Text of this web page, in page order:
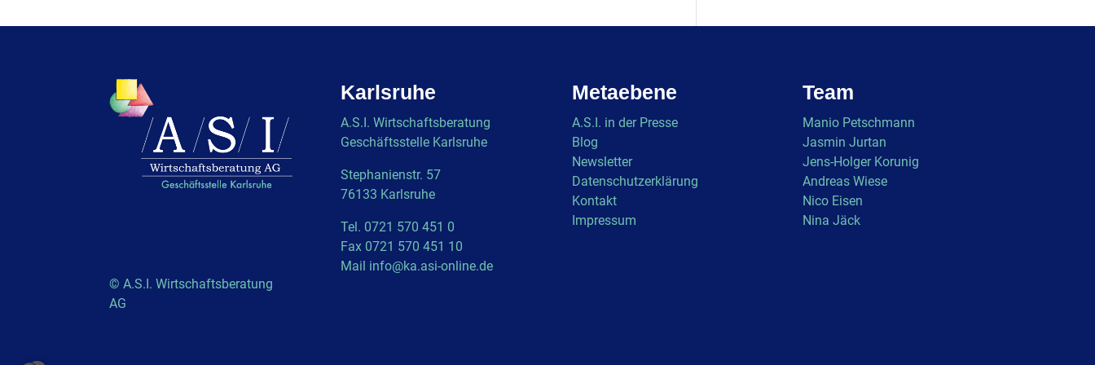
© A.S.I. Wirtschaftsberatung
AG
Karlsruhe
A.S.I. Wirtschaftsberatung
Geschäftsstelle Karlsruhe
Stephanienstr. 57
76133 Karlsruhe
Tel. 0721 570 451 0
Fax 0721 570 451 10
Mail info@ka.asi-online.de
Metaebene
A.S.I. in der Presse
Blog
Newsletter
Datenschutzerklärung
Kontakt
Impressum
Team
Manio Petschmann
Jasmin Jurtan
Jens-Holger Korunig
Andreas Wiese
Nico Eisen
Nina Jäck